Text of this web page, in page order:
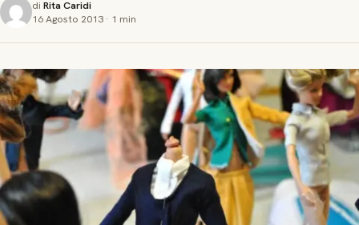
di Rita Caridi
16 Agosto 2013 · 1 min